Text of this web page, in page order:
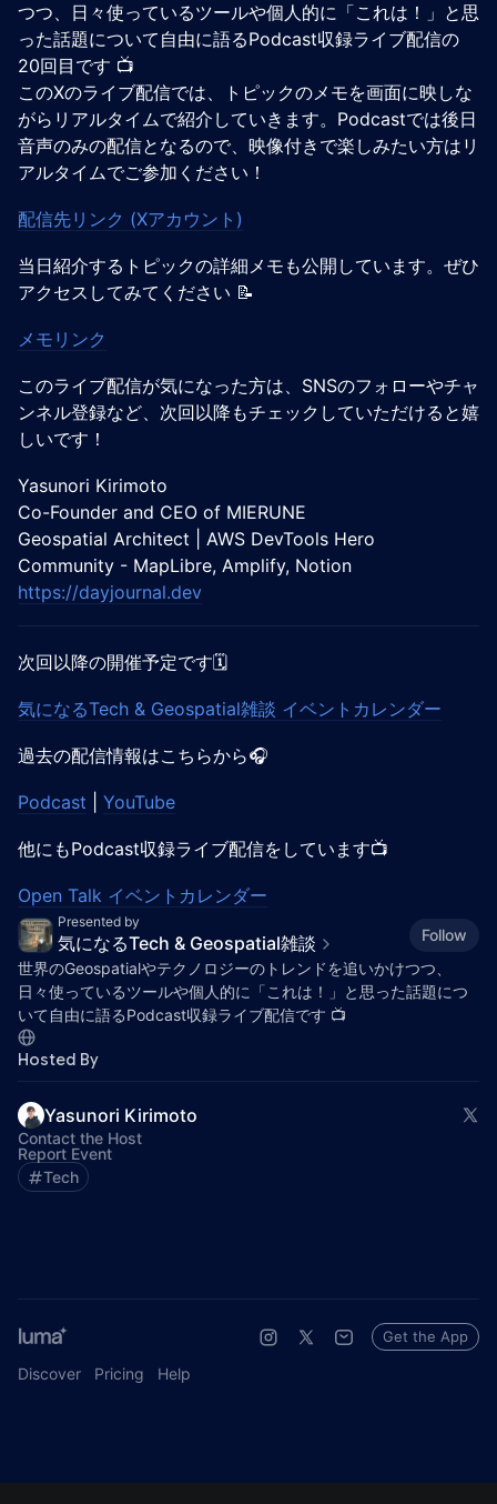
つつ、日々使っているツールや個人的に「これは！」と思
った話題について自由に語るPodcast収録ライブ配信の
20回目です 📺️
このXのライブ配信では、トピックのメモを画面に映しな
がらリアルタイムで紹介していきます。Podcastでは後日
音声のみの配信となるので、映像付きで楽しみたい方はリ
アルタイムでご参加ください！
配信先リンク (Xアカウント)
当日紹介するトピックの詳細メモも公開しています。ぜひ
アクセスしてみてください 📝
メモリンク
このライブ配信が気になった方は、SNSのフォローやチャ
ンネル登録など、次回以降もチェックしていただけると嬉
しいです！
Yasunori Kirimoto
Co-Founder and CEO of MIERUNE
Geospatial Architect | AWS DevTools Hero
Community - MapLibre, Amplify, Notion
https://dayjournal.dev
次回以降の開催予定です🗓️
気になるTech & Geospatial雑談 イベントカレンダー
過去の配信情報はこちらから🎧️
Podcast YouTube
他にもPodcast収録ライブ配信をしています📺️
Open Talk イベントカレンダー
Presented by
気になるTech & Geospatial雑談
Follow
世界のGeospatialやテクノロジーのトレンドを追いかけつつ、
日々使っているツールや個人的に「これは！」と思った話題につ
いて自由に語るPodcast収録ライブ配信です 📺️
Hosted By
Yasunori Kirimoto
Contact the Host
Report Event
Tech
Discover Pricing Help
Get the App